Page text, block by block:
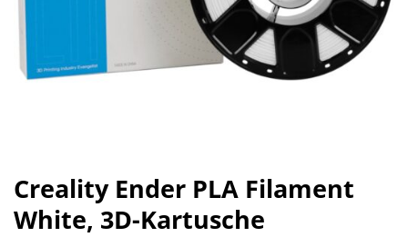
Creality Ender PLA Filament
White, 3D-Kartusche